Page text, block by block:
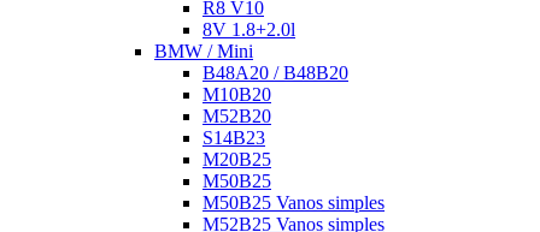
R8 V10
8V 1.8+2.0l
BMW / Mini
B48A20 / B48B20
M10B20
M52B20
S14B23
M20B25
M50B25
M50B25 Vanos simples
M52B25 Vanos simples